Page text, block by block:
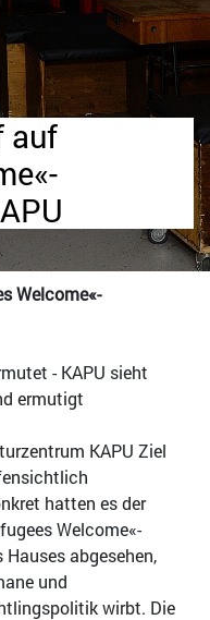
auf
Welcome«-
- KAPU sieht
ermutigt
KAPU Ziel
hatten es der
Welcome«-
abgesehen,
und
wirbt. Die